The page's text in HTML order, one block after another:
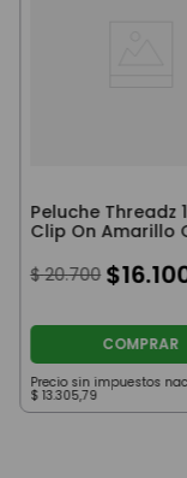
Peluche Threadz
Clip On Amarillo
Rayas
$ 20.700 $16.
COMPRAR
Precio sin impuestos
$ 13.305,79